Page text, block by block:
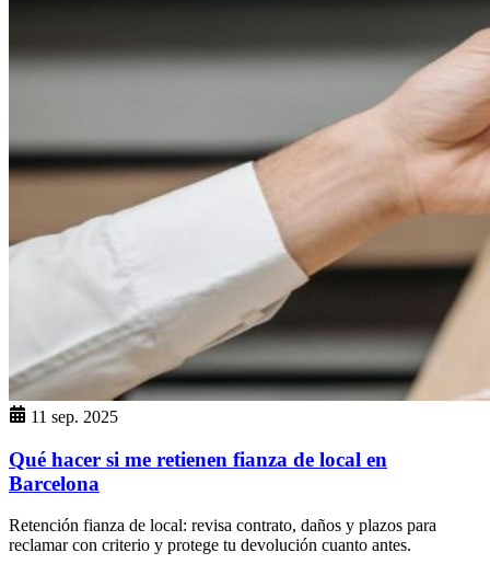
11 sep. 2025
Qué hacer si me retienen fianza de local en
Barcelona
Retención fianza de local: revisa contrato, daños y plazos para
reclamar con criterio y protege tu devolución cuanto antes.